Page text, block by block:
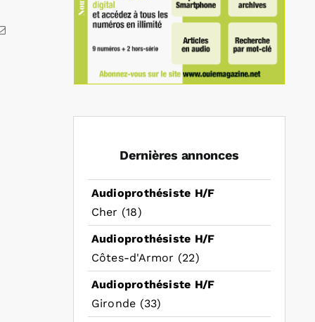
Email
Dernières annonces
Audioprothésiste H/F
Cher (18)
Audioprothésiste H/F
Côtes-d'Armor (22)
Audioprothésiste H/F
Gironde (33)